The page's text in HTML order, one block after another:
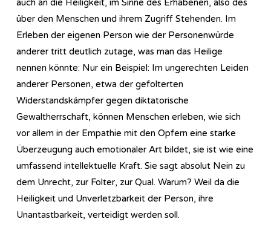
auch an die Heiligkeit, im Sinne des Erhabenen, also des
über den Menschen und ihrem Zugriff Stehenden. Im
Erleben der eigenen Person wie der Personenwürde
anderer tritt deutlich zutage, was man das Heilige
nennen könnte: Nur ein Beispiel: Im ungerechten Leiden
anderer Personen, etwa der gefolterten
Widerstandskämpfer gegen diktatorische
Gewaltherrschaft, können Menschen erleben, wie sich
vor allem in der Empathie mit den Opfern eine starke
Überzeugung auch emotionaler Art bildet, sie ist wie eine
umfassend intellektuelle Kraft. Sie sagt absolut Nein zu
dem Unrecht, zur Folter, zur Qual. Warum? Weil da die
Heiligkeit und Unverletzbarkeit der Person, ihre
Unantastbarkeit, verteidigt werden soll.